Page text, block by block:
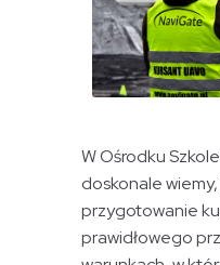
W Ośrodku
doskonale
przygotowanie
prawidłowego